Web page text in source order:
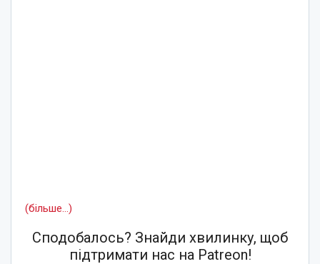
(більше…)
Сподобалось? Знайди хвилинку, щоб
підтримати нас на Patreon!